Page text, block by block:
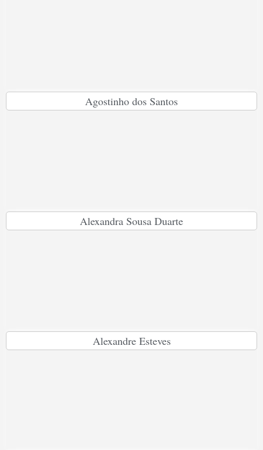
Agostinho dos Santos
Alexandra Sousa Duarte
Alexandre Esteves